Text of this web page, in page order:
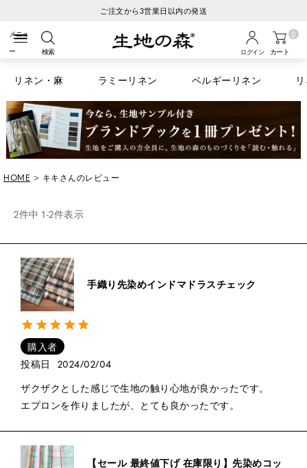
ご注文から3営業日以内の発送
検索 ログイン カート
0
リネン・麻 ラミーリネン ベルギーリネン
HOME キキさんのレビュー
2件中 1-2件表示
手織り先染めインドマドラスチェック
購入者
投稿日
2024/02/04
ザクザクとした感じで生地の触り心地が良かったです。
エプロンを作りましたが、とても良かったです。
【セール 最終値下げ 在庫限り】先染めコッ